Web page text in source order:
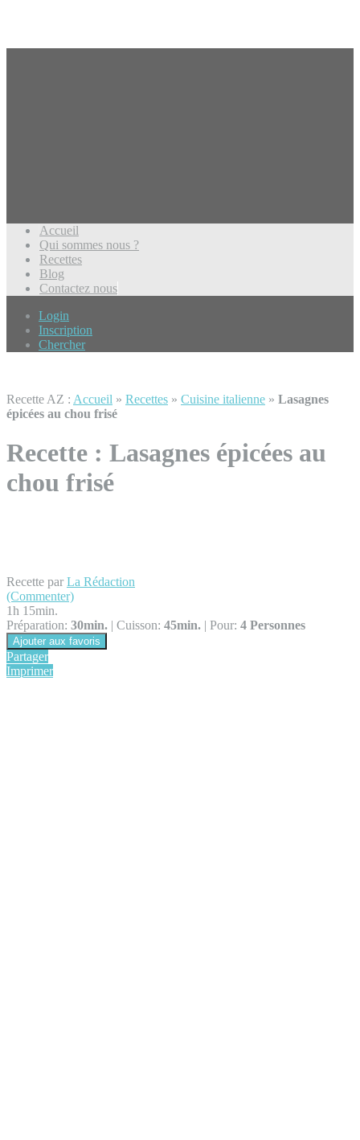
Accueil
Qui sommes nous ?
Recettes
Blog
Contactez nous
Login
Inscription
Chercher
Recette AZ : Accueil » Recettes » Cuisine italienne » Lasagnes
épicées au chou frisé
Recette : Lasagnes épicées au
chou frisé
Recette par La Rédaction
(Commenter)
1h 15min.
Préparation: 30min. | Cuisson: 45min. | Pour: 4 Personnes
Ajouter aux favoris
Partager
Imprimer